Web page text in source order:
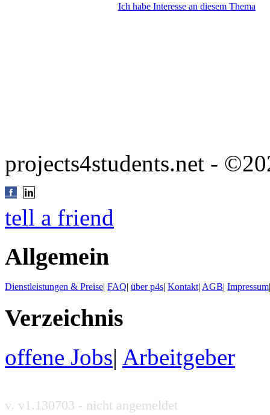
Ich habe Interesse an diesem Thema
projects4students.net -
tell a friend
Allgemein
Dienstleistungen & Preise| FAQ| über p4s| Kontakt| AGB| Impressum
Verzeichnis
offene Jobs| Arbeitgeber
v. v1.130703 - nicht angemeldet